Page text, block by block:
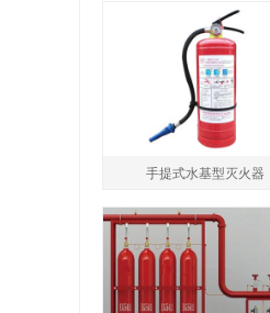
手提式水基型灭火器